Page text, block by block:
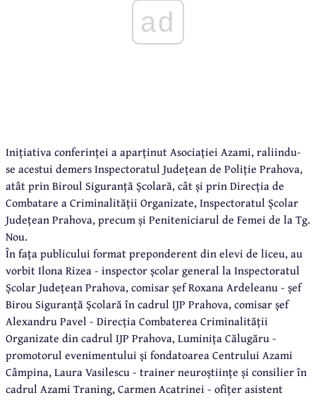
ad
Inițiativa conferinței a aparținut Asociației Azami, raliindu-
se acestui demers Inspectoratul Județean de Poliție Prahova,
atât prin Biroul Siguranță Școlară, cât și prin Direcția de
Combatare a Criminalității Organizate, Inspectoratul Școlar
Județean Prahova, precum și Peniteniciarul de Femei de la Tg.
Nou.
În fața publicului format preponderent din elevi de liceu, au
vorbit Ilona Rizea - inspector școlar general la Inspectoratul
Școlar Județean Prahova, comisar șef Roxana Ardeleanu - șef
Birou Siguranță Școlară în cadrul IJP Prahova, comisar șef
Alexandru Pavel - Direcția Combaterea Criminalității
Organizate din cadrul IJP Prahova, Luminița Călugăru -
promotorul evenimentului și fondatoarea Centrului Azami
Câmpina, Laura Vasilescu - trainer neuroștiințe și consilier în
cadrul Azami Traning, Carmen Acatrinei - ofițer asistent